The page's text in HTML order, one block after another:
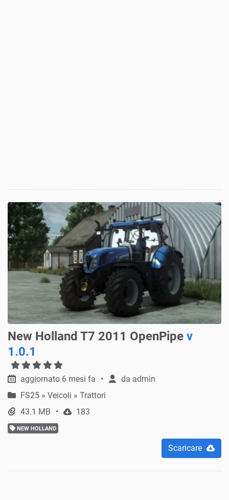
New Holland T7 2011 OpenPipe v
1.0.1
aggiornato 6 mesi fa da admin
FS25 » Veicoli » Trattori
43.1 MB
183
NEW HOLLAND
Scaricare